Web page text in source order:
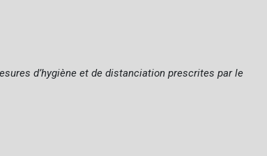
d’hygiène et de distanciation prescrites par le